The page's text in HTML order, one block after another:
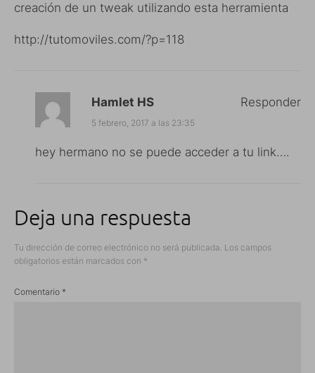
creación de un tweak utilizando esta herramienta
http://tutomoviles.com/?p=118
Hamlet HS
5 febrero, 2017 a las 23:35
hey hermano no se puede acceder a tu link….
Responder
Deja una respuesta
Tu dirección de correo electrónico no será publicada. Los campos
obligatorios están marcados con *
Comentario *